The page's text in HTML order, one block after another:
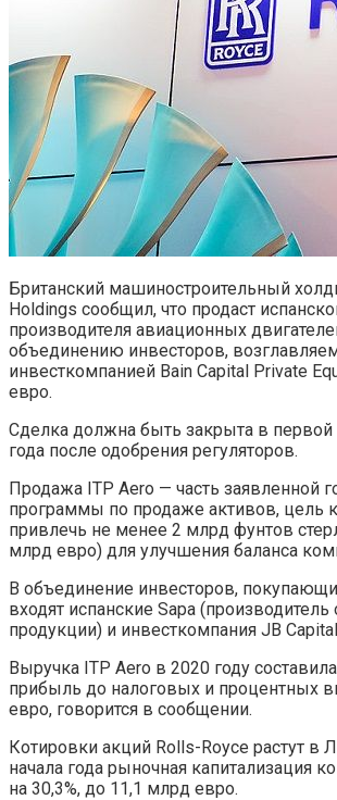
Британский машиностроительный
Holdings сообщил, что продаст
производителя авиационных
объединению инвесторов,
инвесткомпанией Bain Capital Private
евро.
Сделка должна быть закрыта в первой
года после одобрения регуляторов.
Продажа ITP Aero — часть заявленной
программы по продаже активов, цель
привлечь не менее 2 млрд фунтов
млрд евро) для улучшения баланса
В объединение инвесторов,
входят испанские Sapa
продукции) и инвесткомпания JB
Выручка ITP Aero в 2020 году
прибыль до налоговых и процентных
евро, говорится в сообщении.
Котировки акций Rolls-Royce растут в
начала года рыночная капитализация
на 30,3%, до 11,1 млрд евро.